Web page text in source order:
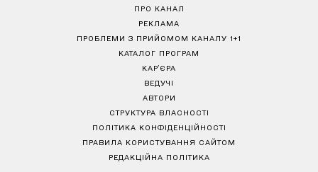
ПРО КАНАЛ
РЕКЛАМА
ПРОБЛЕМИ З ПРИЙОМОМ КАНАЛУ 1+1
КАТАЛОГ ПРОГРАМ
КАР’ЄРА
ВЕДУЧІ
АВТОРИ
СТРУКТУРА ВЛАСНОСТІ
ПОЛІТИКА КОНФІДЕНЦІЙНОСТІ
ПРАВИЛА КОРИСТУВАННЯ САЙТОМ
РЕДАКЦІЙНА ПОЛІТИКА